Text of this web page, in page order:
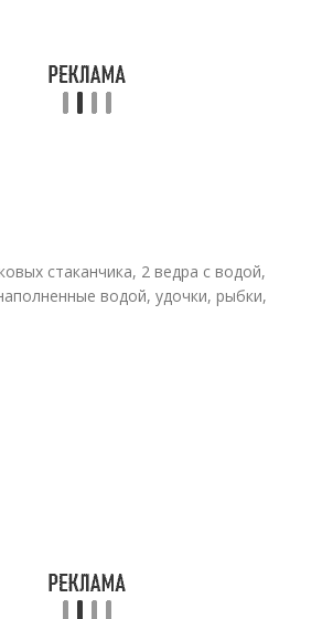
стаканчика, 2 ведра с водой,
водой, удочки, рыбки,